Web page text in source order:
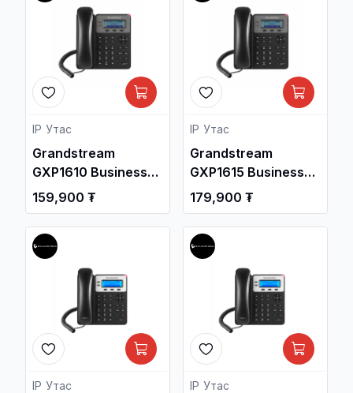
Сүлжээний
Төхөөрөмж /
IP Утас
Grandstream
GXP1610 Business
HD IP Phone /
Дотуур Суурин
утас /
159,900 ₮
IP Утас
Grandstream
GXP1615 Business
HD IP Phone with
POE / Дотуур
Суурин утас /
179,900 ₮
IP Утас IP Утас